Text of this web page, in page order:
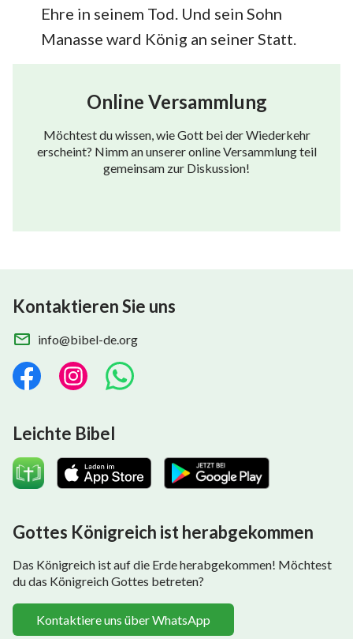
Ehre in seinem Tod. Und sein Sohn
Manasse ward König an seiner Statt.
Online Versammlung
Möchtest du wissen, wie Gott bei der Wiederkehr
erscheint? Nimm an unserer online Versammlung teil
gemeinsam zur Diskussion!
Kontaktieren Sie uns
info@bibel-de.org
Leichte Bibel
Gottes Königreich ist herabgekommen
Das Königreich ist auf die Erde herabgekommen! Möchtest
du das Königreich Gottes betreten?
Kontaktiere uns über WhatsApp